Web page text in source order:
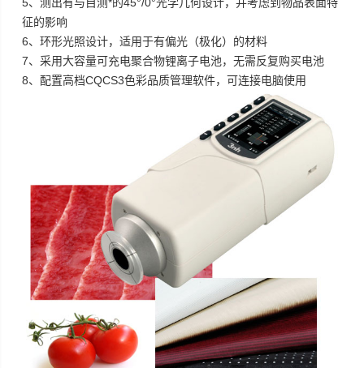
征的影响
6、环形光照设计，适用于有偏光（极化）的材料
7、采用大容量可充电聚合物锂离子电池，无需反复购买电池
8、配置高档CQCS3色彩品质管理软件，可连接电脑使用